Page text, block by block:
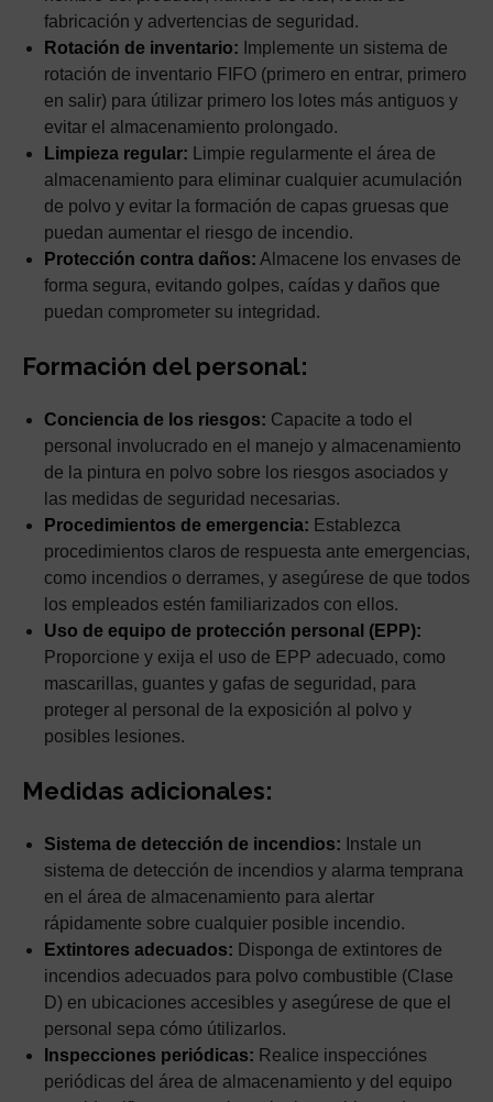
fabricación y advertencias de seguridad.
Rotación de inventario: Implemente un sistema de
rotación de inventario FIFO (primero en entrar, primero
en salir) para útilizar primero los lotes más antiguos y
evitar el almacenamiento prolongado.
Limpieza regular: Limpie regularmente el área de
almacenamiento para eliminar cualquier acumulación
de polvo y evitar la formación de capas gruesas que
puedan aumentar el riesgo de incendio.
Protección contra daños: Almacene los envases de
forma segura, evitando golpes, caídas y daños que
puedan comprometer su integridad.
Formación del personal:
Conciencia de los riesgos: Capacite a todo el
personal involucrado en el manejo y almacenamiento
de la pintura en polvo sobre los riesgos asociados y
las medidas de seguridad necesarias.
Procedimientos de emergencia: Establezca
procedimientos claros de respuesta ante emergencias,
como incendios o derrames, y asegúrese de que todos
los empleados estén familiarizados con ellos.
Uso de equipo de protección personal (EPP):
Proporcione y exija el uso de EPP adecuado, como
mascarillas, guantes y gafas de seguridad, para
proteger al personal de la exposición al polvo y
posibles lesiones.
Medidas adicionales:
Sistema de detección de incendios: Instale un
sistema de detección de incendios y alarma temprana
en el área de almacenamiento para alertar
rápidamente sobre cualquier posible incendio.
Extintores adecuados: Disponga de extintores de
incendios adecuados para polvo combustible (Clase
D) en ubicaciones accesibles y asegúrese de que el
personal sepa cómo útilizarlos.
Inspecciones periódicas: Realice inspecciónes
periódicas del área de almacenamiento y del equipo